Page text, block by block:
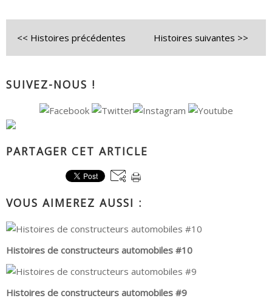
<< Histoires précédentes Histoires suivantes >>
SUIVEZ-NOUS !
PARTAGER CET ARTICLE
VOUS AIMEREZ AUSSI :
Histoires de constructeurs automobiles #10
Histoires de constructeurs automobiles #9